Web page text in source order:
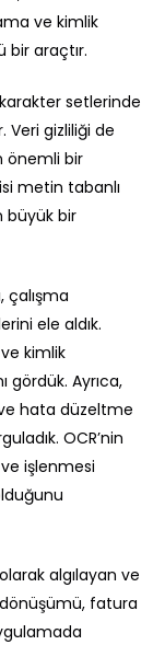
ve kimlik
bir araçtır.
setlerinde
Veri gizliliği de
önemli bir
metin tabanlı
büyük bir
çalışma
ele aldık.
kimlik
gördük. Ayrıca,
ve hata düzeltme
OCR’nin
işlenmesi
algılayan ve
fatura